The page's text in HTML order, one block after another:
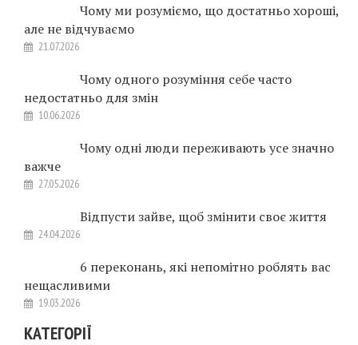
Чому ми розуміємо, що достатньо хороші,
але не відчуваємо
21.07.2026
Чому одного розуміння себе часто
недостатньо для змін
10.06.2026
Чому одні люди переживають усе значно
важче
27.05.2026
Відпусти зайве, щоб змінити своє життя
24.04.2026
6 переконань, які непомітно роблять вас
нещасливими
19.03.2026
КАТЕГОРІЇ